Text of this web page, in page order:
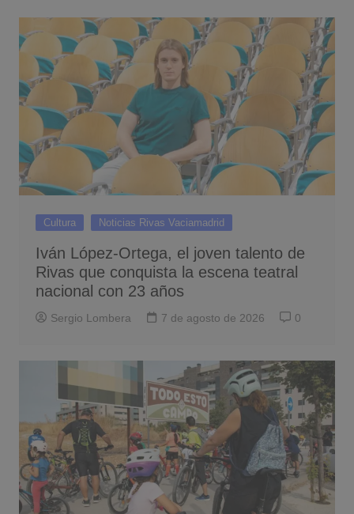
Cultura Noticias Rivas Vaciamadrid
Iván López-Ortega, el joven talento de
Rivas que conquista la escena teatral
nacional con 23 años
Sergio Lombera 7 de agosto de 2026 0